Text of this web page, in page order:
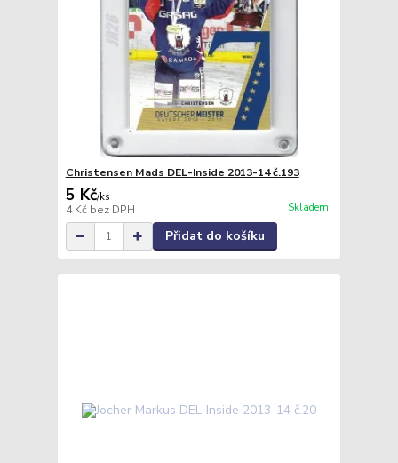
Christensen Mads DEL-Inside 2013-14 č.193
5 Kč/ks
4 Kč bez DPH Skladem
Přidat do košíku